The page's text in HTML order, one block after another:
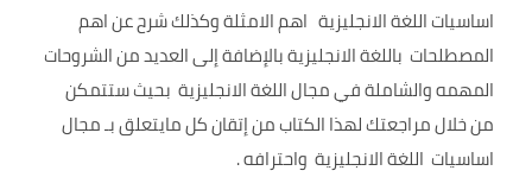
اساسيات اللغة الانجليزية اهم الامثلة وكذلك شرح عن اهم
المصطلحات باللغة الانجليزية بالإضافة إلى العديد من الشروحات
المهمه والشاملة في مجال اللغة الانجليزية بحيث ستتمكن
من خلال مراجعتك لهذا الكتاب من إتقان كل مايتعلق بـ مجال
اساسيات اللغة الانجليزية واحترافه .